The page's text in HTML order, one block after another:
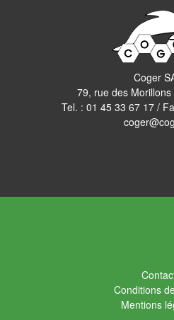
Coger
79, rue des Morillons
Tel. : 01 45 33 67 17/
Conditions
Mentions